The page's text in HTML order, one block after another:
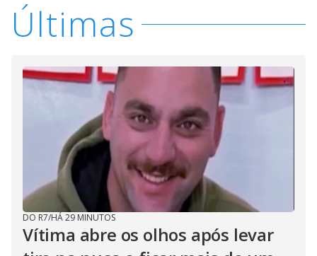
Últimas
DO R7/HÁ 29 MINUTOS
Vítima abre os olhos após levar